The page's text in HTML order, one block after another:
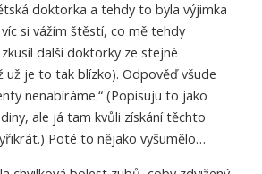
doktorka a tehdy to byla výjimka
si vážím štěstí, co mě tehdy
další doktorky ze stejné
je to tak blízko). Odpověď všude
nenabíráme.“ (Popisuju to jako
ale já tam kvůli získání těchto
Poté to nějako vyšumělo…